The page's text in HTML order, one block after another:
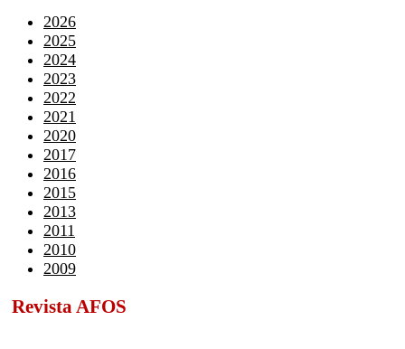
2026
2025
2024
2023
2022
2021
2020
2017
2016
2015
2013
2011
2010
2009
Revista AFOS